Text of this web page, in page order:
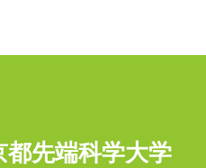
先端科学大学